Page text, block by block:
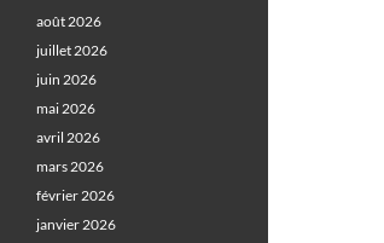
août 2026
juillet 2026
juin 2026
mai 2026
avril 2026
mars 2026
février 2026
janvier 2026